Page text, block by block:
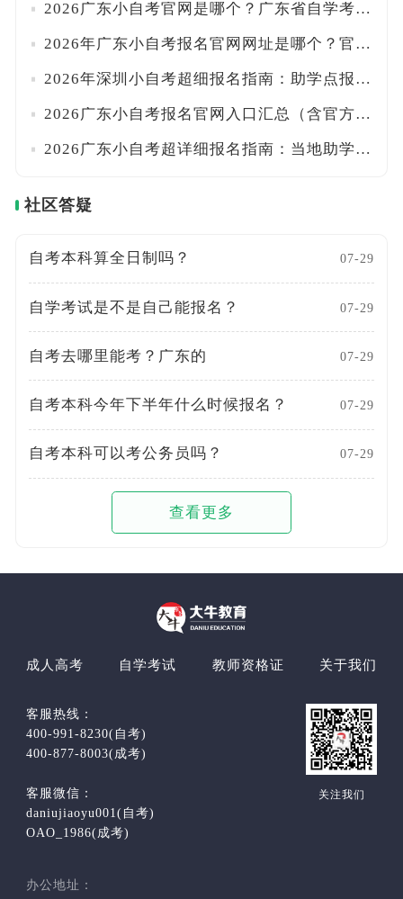
2026广东小自考官网是哪个？广东省自学考试管理系统+助学点查找方法全汇总！一文搞定
2026年广东小自考报名官网网址是哪个？官方系统+正规助学点名单一览！！附报名路径
2026年深圳小自考超细报名指南：助学点报名入口+学费标准+统考校考时间详解！附流程
2026广东小自考报名官网入口汇总（含官方助学点、院校专业及学费明细）！一文搞定
2026广东小自考超详细报名指南：当地助学点+报考流程+费用全汇总！附校考时间安排
社区答疑
自考本科算全日制吗？ 07-29
自学考试是不是自己能报名？ 07-29
自考去哪里能考？广东的 07-29
自考本科今年下半年什么时候报名？ 07-29
自考本科可以考公务员吗？ 07-29
查看更多
成人高考 自学考试 教师资格证 关于我们
客服热线：
400-991-8230(自考)
400-877-8003(成考)
客服微信：
daniujiaoyu001(自考)
OAO_1986(成考)
办公地址：
关注我们